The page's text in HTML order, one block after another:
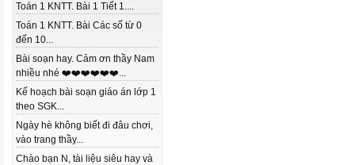
Toán 1 KNTT. Bài 1 Tiết 1....
Toán 1 KNTT. Bài Các số từ 0
đến 10...
Bài soạn hay. Cảm ơn thầy Nam
nhiều nhé ❤️❤️❤️❤️❤️❤️...
Kế hoạch bài soạn giáo án lớp 1
theo SGK...
Ngày hè không biết đi đâu chơi,
vào trang thầy...
Chào bạn N, tài liệu siêu hay và